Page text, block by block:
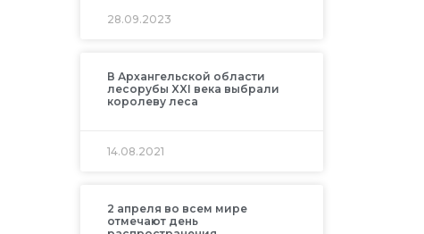
28.09.2023
В Архангельской области
лесорубы XXI века выбрали
королеву леса
14.08.2021
2 апреля во всем мире
отмечают день